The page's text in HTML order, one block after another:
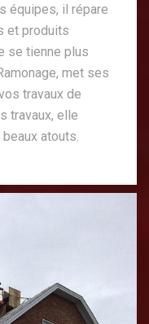
équipes, il répare
et produits
se tienne plus
met ses
travaux de
travaux, elle
atouts.